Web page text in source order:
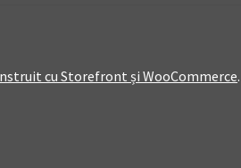
cu Storefront și WooCommerce.